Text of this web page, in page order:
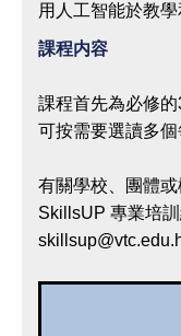
用人工智能於教
課程内容
課程首先為必修
可按需要選讀多
有關學校、團體
SkillsUP 專業培